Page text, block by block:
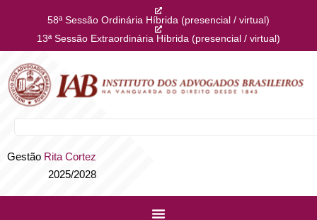
58ª Sessão Ordinária Híbrida (presencial / virtual)
13ª Sessão Extraordinária Híbrida (presencial / virtual)
Gestão Rita Cortez
2025/2028